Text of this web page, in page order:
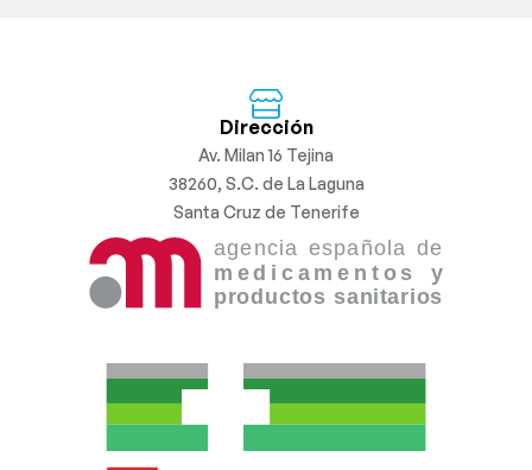
Dirección
Av. Milan 16 Tejina
38260, S.C. de La Laguna
Santa Cruz de Tenerife